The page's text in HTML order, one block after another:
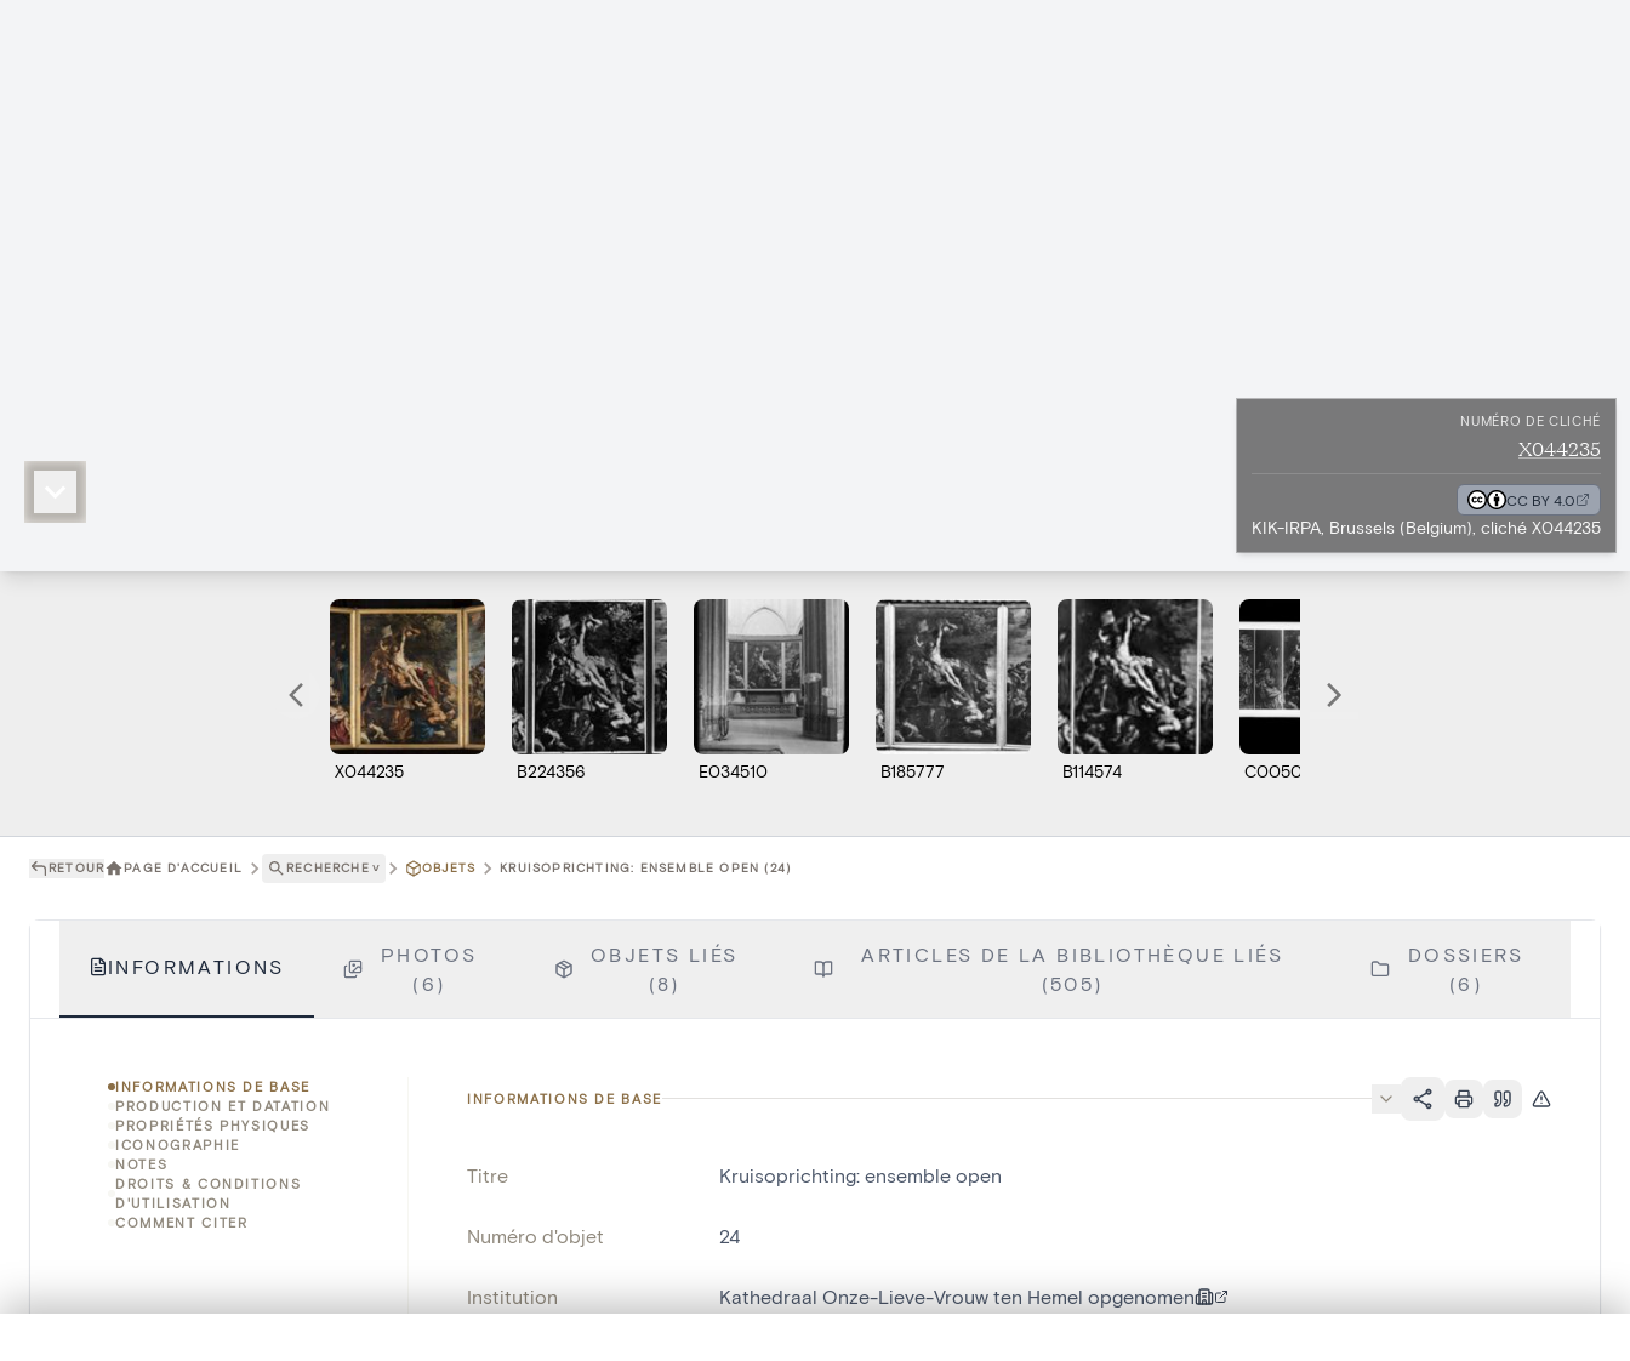
NUMÉRO DE CLICHÉ
X044235
CC BY 4.0
KIK-IRPA, Brussels (Belgium), cliché X044235
X044235 B224356 E034510 B185777 B114574 C005015
RETOUR PAGE D'ACCUEIL RECHERCHE ˅ OBJETS KRUISOPRICHTING: ENSEMBLE OPEN (24)
INFORMATIONS
PHOTOS
(6)
OBJETS LIÉS
(8)
ARTICLES DE LA BIBLIOTHÈQUE LIÉS
(505)
DOSSIERS
(6)
INFORMATIONS DE BASE
PRODUCTION ET DATATION
PROPRIÉTÉS PHYSIQUES
ICONOGRAPHIE
NOTES
DROITS & CONDITIONS
D'UTILISATION
COMMENT CITER
INFORMATIONS DE BASE
Titre Kruisoprichting: ensemble open
Numéro d'objet 24
Institution Kathedraal Onze-Lieve-Vrouw ten Hemel opgenomen